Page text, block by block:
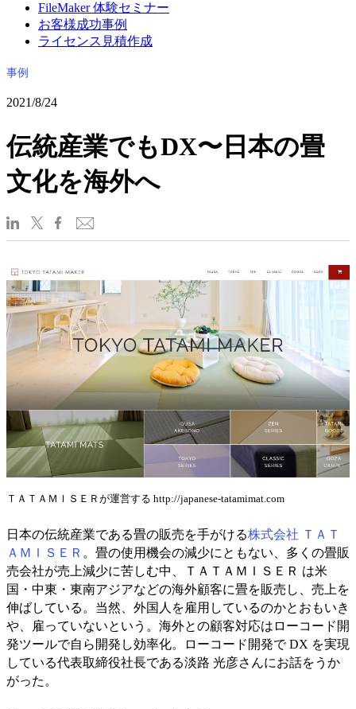
FileMaker 体験セミナー
お客様成功事例
ライセンス見積作成
事例
2021/8/24
伝統産業でもDX〜日本の畳
文化を海外へ
ＴＡＴＡＭＩＳＥＲが運営する http://japanese-tatamimat.com
日本の伝統産業である畳の販売を手がける株式会社 ＴＡＴ
ＡＭＩＳＥＲ 。畳の使用機会の減少にともない、多くの畳販
売会社が売上減少に苦しむ中、ＴＡＴＡＭＩＳＥＲ は米
国・中東・東南アジアなどの海外顧客に畳を販売し、売上を
伸ばしている。当然、外国人を雇用しているのかとおもいき
や、雇っていないという。海外との顧客対応はローコード開
発ツールで自ら開発し効率化。ローコード開発で DX を実現
している代表取締役社長である淡路 光彦さんにお話をうか
がった。